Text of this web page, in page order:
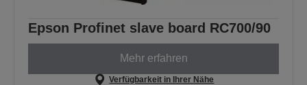
Epson Profinet slave board RC700/90
Mehr erfahren
Verfügbarkeit in Ihrer Nähe